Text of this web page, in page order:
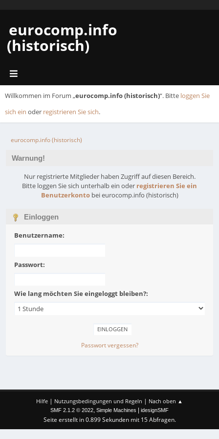
eurocomp.info
(historisch)
Willkommen im Forum „eurocomp.info (historisch)“. Bitte loggen Sie
sich ein oder registrieren Sie sich.
eurocomp.info (historisch)
Warnung!
Nur registrierte Mitglieder haben Zugriff auf diesen Bereich.
Bitte loggen Sie sich unterhalb ein oder registrieren Sie ein
Benutzerkontobei eurocomp.info (historisch)
Einloggen
Benutzername:
Passwort:
Wie lang möchten Sie eingeloggt bleiben?:
Passwort vergessen?
Hilfe | Nutzungsbedingungen und Regeln | Nach oben ▲
SMF 2.1.2 © 2022, Simple Machines idesignSMF
Seite erstellt in 0.899 Sekunden mit 15 Abfragen.